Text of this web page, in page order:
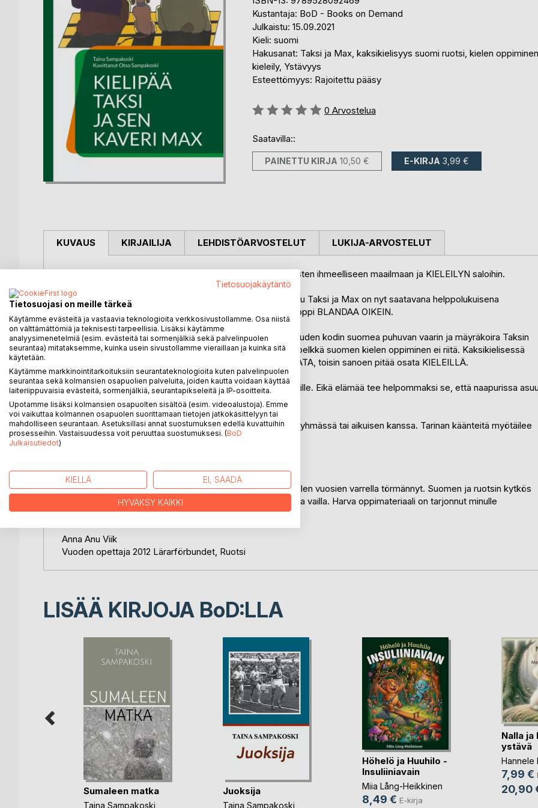
Kustantaja: BoD - Books on Demand
Julkaistu: 15.09.2021
Kieli: suomi
Hakusanat: Taksi ja Max, kaksikielisyys suomi ruotsi, kielen
kieleily, Ystävyys
Esteettömyys: Rajoitettu pääsy
Arvostelu::
0 Arvostelua
Saatavilla::
PAINETTU KIRJA 10,50 € E-KIRJA 3,99 €
KUVAUS
Kielipää Taksi ja sen kaveri Max vie lukijan kielten merkitysten ihmeelliseen maailmaan ja KIELEILYN saloihin.
Ruotsissa julkaistusta suomen kielen oppimateriaalista tuttu Taksi ja Max on nyt saatavana helppolukuisena
lastenkirjana. Mukana on myös Kielipää Taksin kieleilykielioppi BLANDAA OIKEIN.
Ruotsinkielisessä kodissa kasvanut Max-koira on saanut uuden kodin suomea puhuvan vaarin ja mäyräkoira Taksin
luota. Max joutuu siksi opettelemaan uuden kielen. Mutta pelkkä suomen kielen oppiminen ei riitä. Kaksikielisessä
ympäristössä kieliä pitää osata myös sekoittaa eli BLANDATA, toisin sanoen pitää osata KIELEILLÄ.
Uuden kielen ja kieleilyn oppiminen käy joskus Maxin voimille. Eikä elämää tee helpommaksi se, että naapurissa
koiria vihaava, eläkkeelle jäänyt kielipoliisi Arja Leskinen.
Kirjan lopussa on kysymyksiä, joista lukija voi keskustella ryhmässä tai aikuisen kanssa. Tarinan käänteitä myötäilee
Otso Sampakosken kuvitus.
-Taksi ja Max on yksi parhaista oppimateriaaleista, johon olen vuosien varrella törmännyt. Suomen ja ruotsin kytkös
ja kielten välillä toimivat sanaleikit ja huumori ovat vertaansa vailla. Harva oppimateriaali on tarjonnut minulle
opettajana yhtä hyvät naurut.
Anna Anu Viik
Vuoden opettaja 2012 Lärarförbundet, Ruotsi
KIRJAILIJA LEHDISTÖARVOSTELUT LUKIJA-ARVOSTELUT
LISÄÄ KIRJOJA BoD:LLA
Sumaleen matka
Taina Sampakoski
Juoksija
Taina Sampakoski
Höhelö ja Huuhilo -
Insuliiniavain
Miia Lång-Heikkinen
8,49 € E-kirja
Nalla ja
ystävä
Hannele
7,99 €
20,90
Tietosuojakäytäntö
Tietosuojasi on meille tärkeä
Käytämme evästeitä ja vastaavia teknologioita verkkosivustollamme. Osa niistä
on välttämättömiä ja teknisesti tarpeellisia. Lisäksi käytämme
analyysimenetelmiä (esim. evästeitä tai sormenjälkiä sekä palvelinpuolen
seurantaa) mitataksemme, kuinka usein sivustollamme vieraillaan ja kuinka sitä
käytetään.
Käytämme markkinointitarkoituksiin seurantateknologioita kuten palvelinpuolen
seurantaa sekä kolmansien osapuolien palveluita, joiden kautta voidaan käyttää
laiteriippuvaisia evästeitä, sormenjälkiä, seurantapikseleitä ja IP-osoitteita.
Upotamme lisäksi kolmansien osapuolten sisältöä (esim. videoalustoja). Emme
voi vaikuttaa kolmannen osapuolen suorittamaan tietojen jatkokäsittelyyn tai
mahdolliseen seurantaan. Asetuksillasi annat suostumuksen edellä kuvattuihin
prosesseihin. Vastaisuudessa voit peruuttaa suostumuksesi. (BoD
Julkaisutiedot)
KIELLÄ EI, SÄÄDÄ
HYVÄKSY KAIKKI